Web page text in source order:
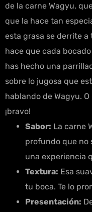
de la carne Wagyu,
que la hace tan
esta grasa se derrite
hace que cada
has hecho una
sobre lo jugosa que
hablando de Wagyu.
¡bravo!
Sabor: La carne
profundo que no
una experiencia
Textura: Esa
tu boca. Te lo
Presentación: